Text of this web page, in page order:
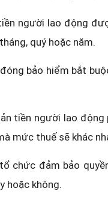
người lao động
quý hoặc năm.
bảo hiểm bắt
tiền người lao
mức thuế sẽ khác
chức đảm bảo
hoặc không.